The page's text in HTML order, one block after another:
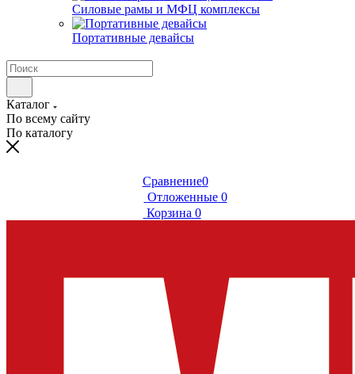
Силовые рамы и МФЦ комплексы
Портативные девайсы
Каталог
По всему сайту
По каталогу
Сравнение0
Отложенные 0
Корзина 0